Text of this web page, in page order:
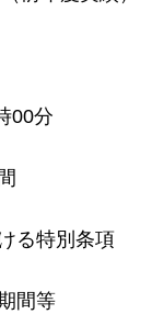
00分
る特別条項
間等